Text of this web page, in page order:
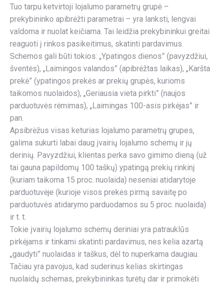
Tuo tarpu ketvirtoji lojalumo parametrų grupė –
prekybininko apibrėžti parametrai – yra lanksti, lengvai
valdoma ir nuolat keičiama. Tai leidžia prekybininkui greitai
reaguoti į rinkos pasikeitimus, skatinti pardavimus.
Schemos gali būti tokios: „Ypatingos dienos” (pavyzdžiui,
šventės), „Laimingos valandos” (apibrėžtas laikas), „Karšta
prekė” (ypatingos prekės ar prekių grupės, kurioms
taikomos nuolaidos), „Geriausia vieta pirkti” (naujos
parduotuvės rėmimas), „Laimingas 100-asis pirkėjas” ir
pan.
Apsibrėžus visas keturias lojalumo parametrų grupes,
galima sukurti labai daug įvairių lojalumo schemų ir jų
derinių. Pavyzdžiui, klientas perka savo gimimo dieną (už
tai gauna papildomų 100 taškų) ypatingą prekių rinkinį
(kuriam taikoma 15 proc. nuolaida) neseniai atidarytoje
parduotuvėje (kurioje visos prekės pirmą savaitę po
parduotuvės atidarymo parduodamos su 5 proc. nuolaida)
ir t. t.
Tokie įvairių lojalumo schemų deriniai yra patrauklūs
pirkėjams ir tinkami skatinti pardavimus, nes kelia azartą
„gaudyti” nuolaidas ir taškus, dėl to nuperkama daugiau.
Tačiau yra pavojus, kad suderinus kelias skirtingas
nuolaidų schemas, prekybininkas turėtų dar ir primokėti